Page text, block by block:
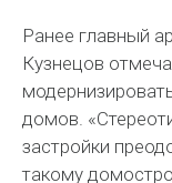
Ранее главный
Кузнецов
домов.
застройки
такому